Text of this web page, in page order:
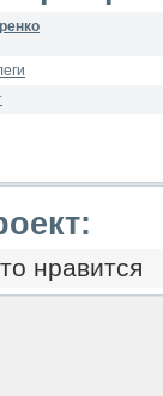
нравится